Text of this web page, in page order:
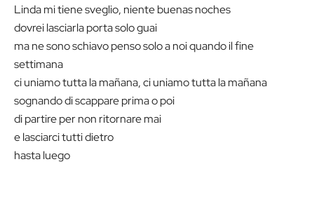
Linda mi tiene sveglio, niente buenas noches
dovrei lasciarla porta solo guai
ma ne sono schiavo penso solo a noi quando il fine
settimana
ci uniamo tutta la mañana, ci uniamo tutta la mañana
sognando di scappare prima o poi
di partire per non ritornare mai
e lasciarci tutti dietro
hasta luego